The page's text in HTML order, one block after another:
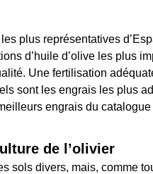
plus représentatives
d’huile d’olive les plus
Une fertilisation
sont les engrais les plus
engrais du
de l’olivier
sols divers, mais, comme